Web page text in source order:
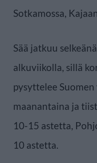
Sotkamossa,
Sää jatkuu
alkuviikolla, sillä
pysyttelee
maanantaina ja
10-15 astetta,
10 astetta.